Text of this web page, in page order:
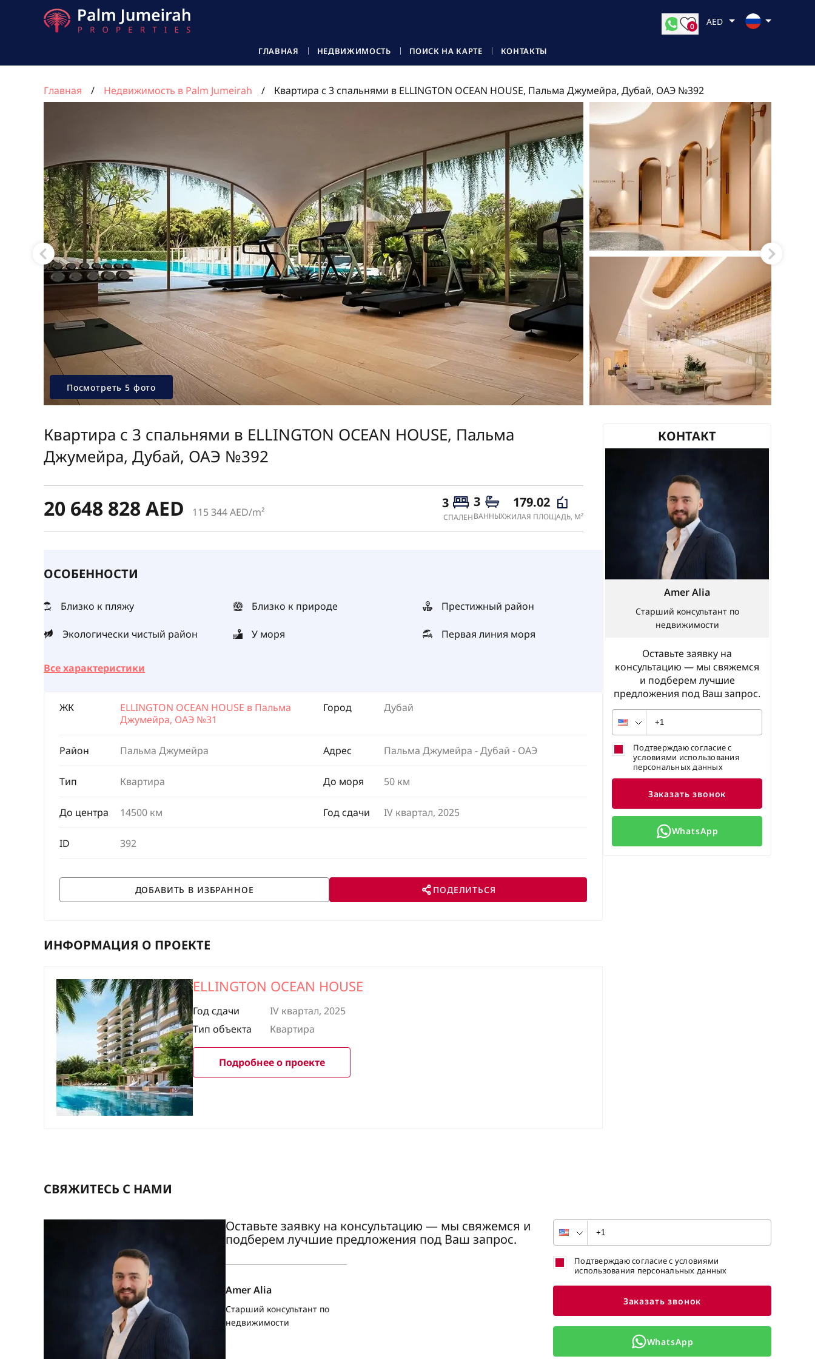
ГЛАВНАЯ НЕДВИЖИМОСТЬ ПОИСК НА КАРТЕ КОНТАКТЫ
0 AED
Главная Недвижимость в Palm Jumeirah Квартира с 3 спальнями в ELLINGTON OCEAN HOUSE, Пальма Джумейра, Дубай, ОАЭ №392
Посмотреть 5 фото
Квартира с 3 спальнями в ELLINGTON OCEAN HOUSE, Пальма
Джумейра, Дубай, ОАЭ №392
20 648 828 AED 115 344 AED/m²
3
СПАЛЕН
3
ВАННЫХ
179.02
ЖИЛАЯ ПЛОЩАДЬ, М²
ОСОБЕННОСТИ
Близко к пляжу Близко к природе Престижный район
Экологически чистый район У моря Первая линия моря
Все характеристики
ЖК
ELLINGTON OCEAN HOUSE в Пальма
Джумейра, ОАЭ №31
Город Дубай
Район Пальма Джумейра Адрес Пальма Джумейра - Дубай - ОАЭ
Тип Квартира До моря 50 км
До центра 14500 км Год сдачи IV квартал, 2025
ID 392
ПОДЕЛИТЬСЯ
ИНФОРМАЦИЯ О ПРОЕКТЕ
ELLINGTON OCEAN HOUSE
Год сдачи
IV квартал, 2025
Тип объекта
Квартира
Подробнее о проекте
КОНТАКТ
Оставьте заявку на
консультацию — мы свяжемся
и подберем лучшие
предложения под Ваш запрос.
Amer Alia
Старший консультант по
недвижимости
Подтверждаю согласие с
условиями использования
персональных данных
Заказать звонок
WhatsApp
СВЯЖИТЕСЬ С НАМИ
Оставьте заявку на консультацию — мы свяжемся и
подберем лучшие предложения под Ваш запрос.
Amer Alia
Старший консультант по
недвижимости
Подтверждаю согласие с условиями
использования персональных данных
Заказать звонок
WhatsApp